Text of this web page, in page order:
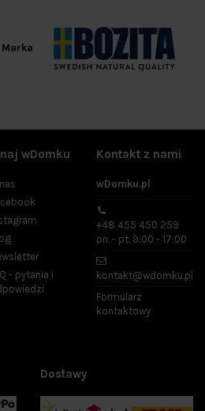
Marka
wDomku
- pytania i
Kontakt z nami
wDomku.pl
+48 455 450 259
pn. - pt. 9:00 - 17:00
kontakt@wdomku.pl
Formularz
kontaktowy
Dostawy